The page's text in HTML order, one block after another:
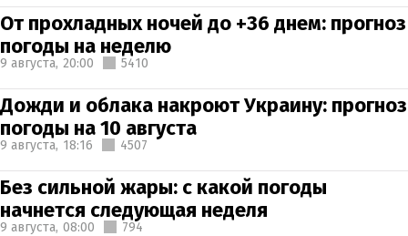
От прохладных ночей до +36 днем: прогноз
погоды на неделю
9 августа, 20:00 5410
Дожди и облака накроют Украину: прогноз
погоды на 10 августа
9 августа, 18:16 4507
Без сильной жары: с какой погоды
начнется следующая неделя
9 августа, 08:00 794